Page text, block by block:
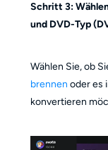
Schritt 3:
und DVD-Typ
Wählen Sie, ob
brennen oder es
konvertieren